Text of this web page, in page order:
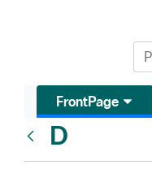
FrontPage
D